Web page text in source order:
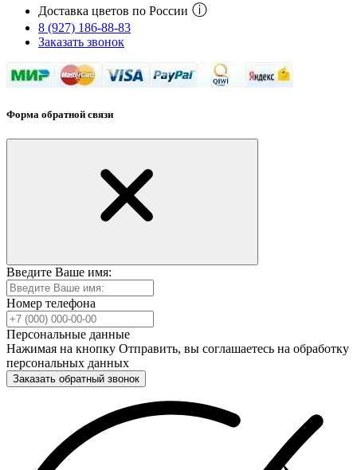
Доставка цветов по России ⓘ
8 (927) 186-88-83
Заказать звонок
Форма обратной связи
Введите Ваше имя:
Номер телефона
Персональные данные
Нажимая на кнопку Отправить, вы соглашаетесь на обработку
персональных данных
Заказать обратный звонок